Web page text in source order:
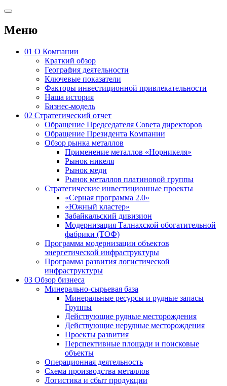
Меню
01 О Компании
Краткий обзор
География деятельности
Ключевые показатели
Факторы инвестиционной привлекательности
Наша история
Бизнес-модель
02 Стратегический отчет
Обращение Председателя Совета директоров
Обращение Президента Компании
Обзор рынка металлов
Применение металлов «Норникеля»
Рынок никеля
Рынок меди
Рынок металлов платиновой группы
Стратегические инвестиционные проекты
«Серная программа 2.0»
«Южный кластер»
Забайкальский дивизион
Модернизация Талнахской обогатительной
фабрики (ТОФ)
Программа модернизации объектов
энергетической инфраструктуры
Программа развития логистической
инфраструктуры
03 Обзор бизнеса
Минерально-сырьевая база
Минеральные ресурсы и рудные запасы
Группы
Действующие рудные месторождения
Действующие нерудные месторождения
Проекты развития
Перспективные площади и поисковые
объекты
Операционная деятельность
Схема производства металлов
Логистика и сбыт продукции